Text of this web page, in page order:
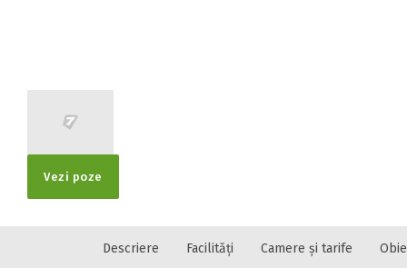
Vezi poze
Descriere Facilități Camere și tarife
E-mail